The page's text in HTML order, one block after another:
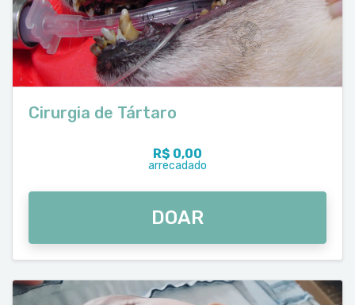
Cirurgia de Tártaro
R$ 0,00
arrecadado
DOAR